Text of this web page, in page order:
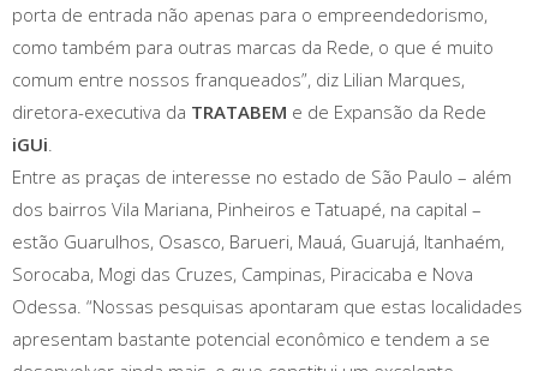
porta de entrada não apenas para o empreendedorismo,
como também para outras marcas da Rede, o que é muito
comum entre nossos franqueados”, diz Lilian Marques,
diretora-executiva da TRATABEM e de Expansão da Rede
iGUi
Entre as praças de interesse no estado de São Paulo – além
dos bairros Vila Mariana, Pinheiros e Tatuapé, na capital –
estão Guarulhos, Osasco, Barueri, Mauá, Guarujá, Itanhaém,
Sorocaba, Mogi das Cruzes, Campinas, Piracicaba e Nova
Odessa. “Nossas pesquisas apontaram que estas localidades
apresentam bastante potencial econômico e tendem a se